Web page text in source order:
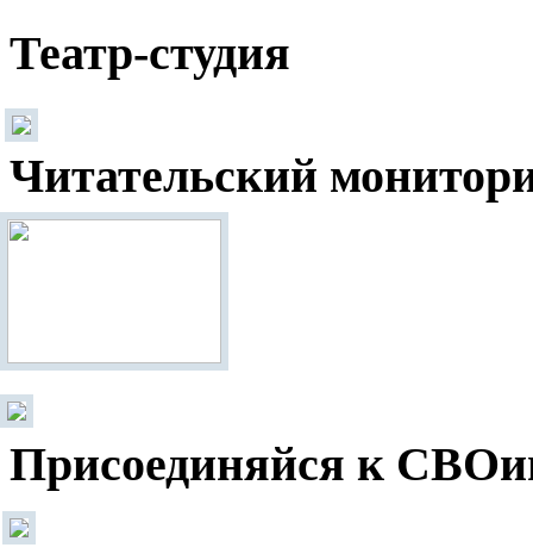
Театр-студия
Читательский
Присоединяйся к